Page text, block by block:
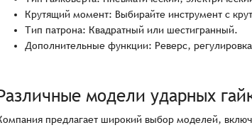
Крутящий момент: Выбирайте инструмент с
Тип патрона: Квадратный или шестигранный.
Дополнительные функции: Реверс,
модели ударных
предлагает широкий выбор моделей,